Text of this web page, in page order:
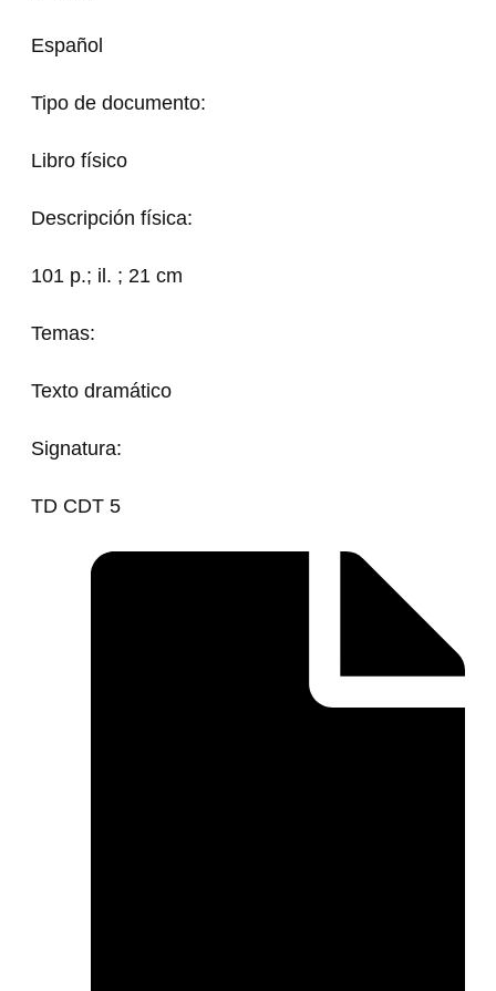
Español
Tipo de documento:
Libro físico
Descripción física:
101 p.; il. ; 21 cm
Temas:
Texto dramático
Signatura:
TD CDT 5